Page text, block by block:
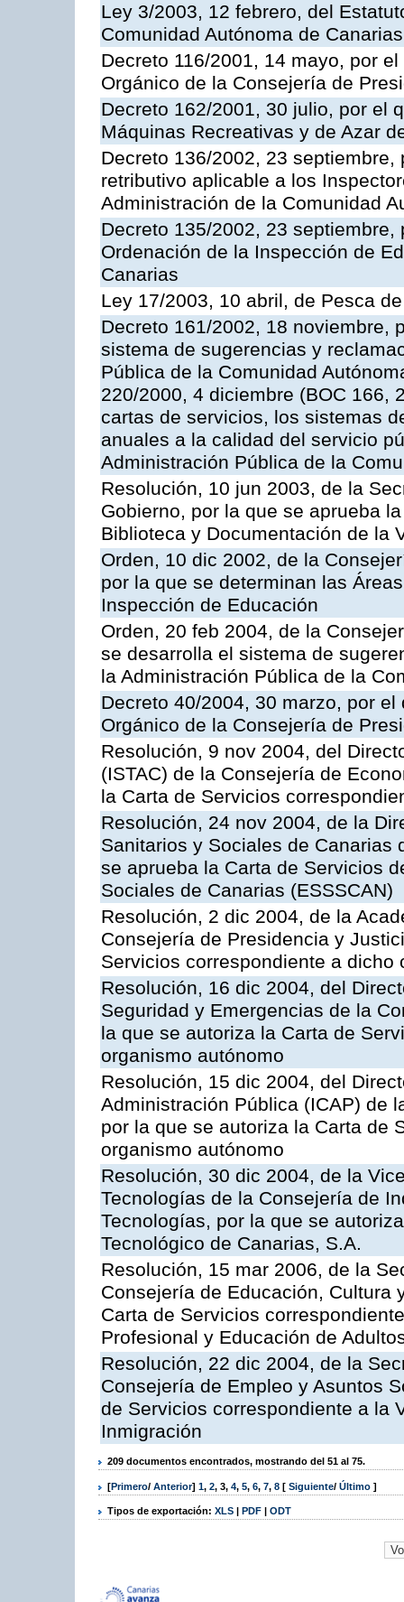
Ley 3/2003, 12 febrero, del
Comunidad Autónoma de Canarias
Decreto 116/2001, 14 mayo, por
Orgánico de la Consejería de
Decreto 162/2001, 30 julio, por el
Máquinas Recreativas y de Azar
Decreto 136/2002, 23
retributivo aplicable a los
Administración de la Comunidad
Decreto 135/2002, 23
Ordenación de la Inspección de
Canarias
Ley 17/2003, 10 abril, de Pesca
Decreto 161/2002, 18 noviembre,
sistema de sugerencias y
Pública de la Comunidad
220/2000, 4 diciembre (BOC 166,
cartas de servicios, los sistemas
anuales a la calidad del servicio
Administración Pública de la
Resolución, 10 jun 2003, de la
Gobierno, por la que se aprueba
Biblioteca y Documentación de la
Orden, 10 dic 2002, de la
por la que se determinan las
Inspección de Educación
Orden, 20 feb 2004, de la
se desarrolla el sistema de
la Administración Pública de la
Decreto 40/2004, 30 marzo, por
Orgánico de la Consejería de
Resolución, 9 nov 2004, del
(ISTAC) de la Consejería de
la Carta de Servicios
Resolución, 24 nov 2004, de la
Sanitarios y Sociales de Canarias
se aprueba la Carta de Servicios
Sociales de Canarias (ESSSCAN)
Resolución, 2 dic 2004, de la
Consejería de Presidencia y
Servicios correspondiente a dicho
Resolución, 16 dic 2004, del
Seguridad y Emergencias de la
la que se autoriza la Carta de
organismo autónomo
Resolución, 15 dic 2004, del
Administración Pública (ICAP) de
por la que se autoriza la Carta de
organismo autónomo
Resolución, 30 dic 2004, de la
Tecnologías de la Consejería de
Tecnologías, por la que se
Tecnológico de Canarias, S.A.
Resolución, 15 mar 2006, de la
Consejería de Educación, Cultura
Carta de Servicios
Profesional y Educación de
Resolución, 22 dic 2004, de la
Consejería de Empleo y Asuntos
de Servicios correspondiente a la
Inmigración
209 documentos encontrados, mostrando del 51 al 75.
[Primero/ Anterior] 1, 2, 3, 4, 5, 6, 7, 8 [ Siguiente/ Último ]
Tipos de exportación: XLS | PDF | ODT